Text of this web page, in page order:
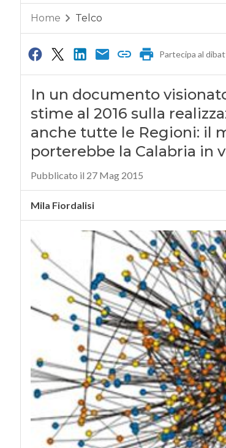
Home Telco
Partecipa al
In un documento
stime al 2016 sulla
anche tutte le Regioni: il
porterebbe la Calabria in
Pubblicato il 27 Mag 2015
Mila Fiordalisi